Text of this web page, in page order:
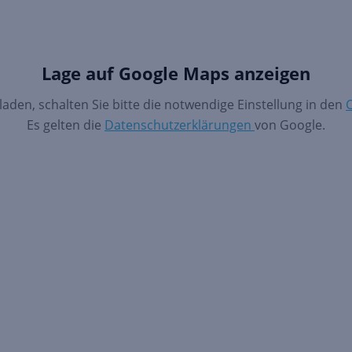
Lage auf Google Maps anzeigen
schalten Sie bitte die notwendige Einstellung in den
Es gelten die Datenschutzerklärungen von Google.